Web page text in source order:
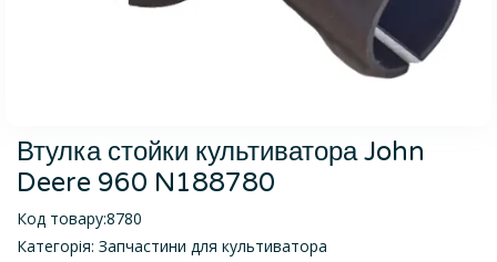
Втулка стойки культиватора John
Deere 960 N188780
Код товару:8780
Категорія: Запчастини для культиватора